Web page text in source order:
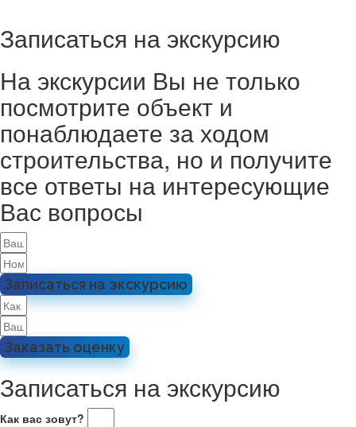
Записаться на экскурсию
На экскурсии Вы не только
посмотрите объект и
понаблюдаете за ходом
строительства, но и получите
все ответы на интересующие
Вас вопросы
Записаться на экскурсию
Заказать оценку
Записаться на экскурсию
Как вас зовут?